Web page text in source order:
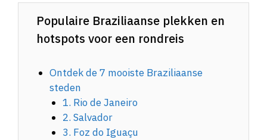
Populaire Braziliaanse plekken en
hotspots voor een rondreis
Ontdek de 7 mooiste Braziliaanse
steden
1. Rio de Janeiro
2. Salvador
3. Foz do Iguaçu